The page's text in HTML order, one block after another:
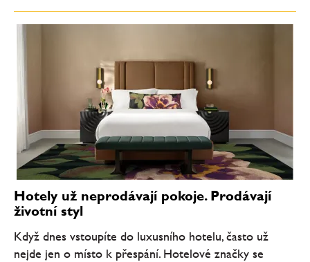
Hotely už neprodávají pokoje. Prodávají
životní styl
Když dnes vstoupíte do luxusního hotelu, často už
nejde jen o místo k přespání. Hotelové značky se